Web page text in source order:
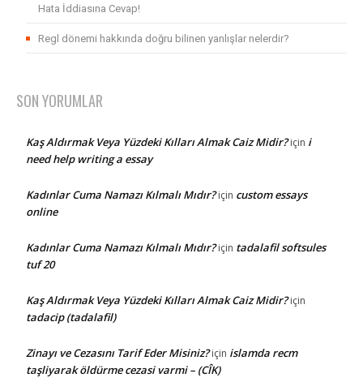
Hata İddiasına Cevap!
Regl dönemi hakkında doğru bilinen yanlışlar nelerdir?
SON YORUMLAR
Kaş Aldırmak Veya Yüzdeki Kılları Almak Caiz Midir?için i
need help writing a essay
Kadınlar Cuma Namazı Kılmalı Mıdır?için custom essays
online
Kadınlar Cuma Namazı Kılmalı Mıdır?için tadalafil softsules
tuf 20
Kaş Aldırmak Veya Yüzdeki Kılları Almak Caiz Midir?için
tadacip (tadalafil)
Zinayı ve Cezasını Tarif Eder Misiniz?için islamda recm
taşliyarak öldürme cezasi varmi – (CÎK)